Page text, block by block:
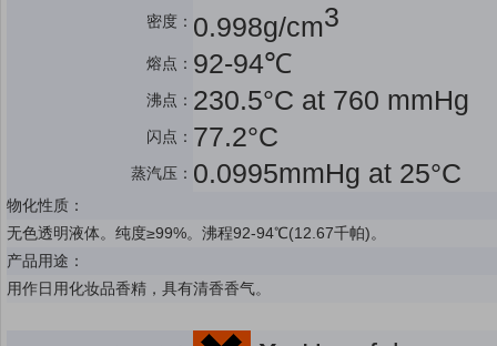
密度： 0.998g/cm3
熔点： 92-94℃
沸点： 230.5°C at 760 mmHg
闪点： 77.2°C
蒸汽压： 0.0995mmHg at 25°C
物化性质：
无色透明液体。纯度≥99%。沸程92-94℃(12.67千帕)。
产品用途：
用作日用化妆品香精，具有清香香气。